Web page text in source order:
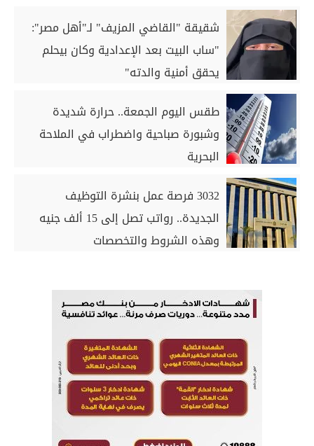
شقيقة "القاضي المزيف" لـ"أهل مصر":
"ساب البيت بعد الإعدادية وكان بيحلم
يحقق أمنية والدته"
طقس اليوم الجمعة.. حرارة شديدة
وشبورة صباحية واضطراب في الملاحة
البحرية
3032 فرصة عمل بنشرة التوظيف
الجديدة.. رواتب تصل إلى 15 ألف جنيه
وهذه الشروط والتخصصات